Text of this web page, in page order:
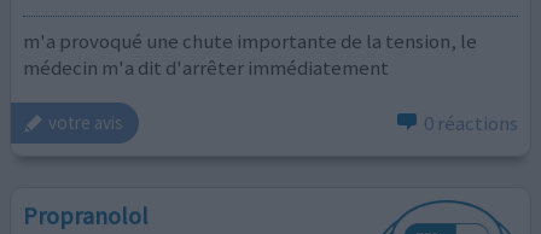
m'a provoqué une chute importante de la tension, le
médecin m'a dit d'arrêter immédiatement
votre avis 0 réactions
Propranolol